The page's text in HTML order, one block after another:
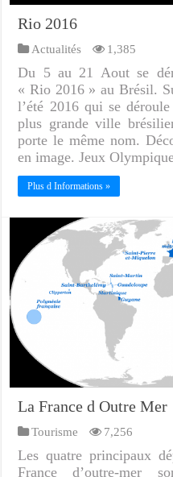
Rio 2016
Actualités 1,385
Du 5 au 21 Aout se
« Rio 2016 » au Brésil.
l’été 2016 qui se
plus grande ville
porte le même nom.
en image. Jeux
Plus d Informations »
La France d Outre Mer
Tourisme 7,256
Les quatre principaux
France d’outre-mer